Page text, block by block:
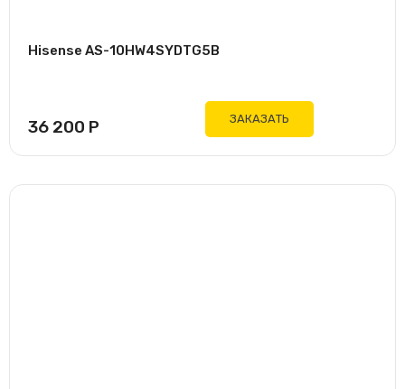
Hisense AS-10HW4SYDTG5B
36 200 Р ЗАКАЗАТЬ